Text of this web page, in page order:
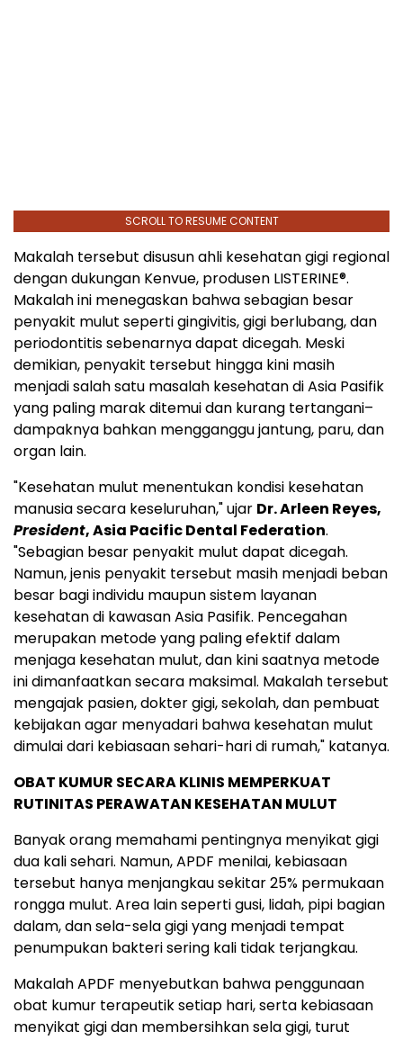
SCROLL TO RESUME CONTENT
Makalah tersebut disusun ahli kesehatan gigi regional
dengan dukungan Kenvue, produsen LISTERINE®.
Makalah ini menegaskan bahwa sebagian besar
penyakit mulut seperti gingivitis, gigi berlubang, dan
periodontitis sebenarnya dapat dicegah. Meski
demikian, penyakit tersebut hingga kini masih
menjadi salah satu masalah kesehatan di Asia Pasifik
yang paling marak ditemui dan kurang tertangani–
dampaknya bahkan mengganggu jantung, paru, dan
organ lain.
"Kesehatan mulut menentukan kondisi kesehatan
manusia secara keseluruhan," ujar Dr. Arleen Reyes,
President, Asia Pacific Dental Federation.
"Sebagian besar penyakit mulut dapat dicegah.
Namun, jenis penyakit tersebut masih menjadi beban
besar bagi individu maupun sistem layanan
kesehatan di kawasan Asia Pasifik. Pencegahan
merupakan metode yang paling efektif dalam
menjaga kesehatan mulut, dan kini saatnya metode
ini dimanfaatkan secara maksimal. Makalah tersebut
mengajak pasien, dokter gigi, sekolah, dan pembuat
kebijakan agar menyadari bahwa kesehatan mulut
dimulai dari kebiasaan sehari-hari di rumah," katanya.
OBAT KUMUR SECARA KLINIS MEMPERKUAT
RUTINITAS PERAWATAN KESEHATAN MULUT
Banyak orang memahami pentingnya menyikat gigi
dua kali sehari. Namun, APDF menilai, kebiasaan
tersebut hanya menjangkau sekitar 25% permukaan
rongga mulut. Area lain seperti gusi, lidah, pipi bagian
dalam, dan sela-sela gigi yang menjadi tempat
penumpukan bakteri sering kali tidak terjangkau.
Makalah APDF menyebutkan bahwa penggunaan
obat kumur terapeutik setiap hari, serta kebiasaan
menyikat gigi dan membersihkan sela gigi, turut